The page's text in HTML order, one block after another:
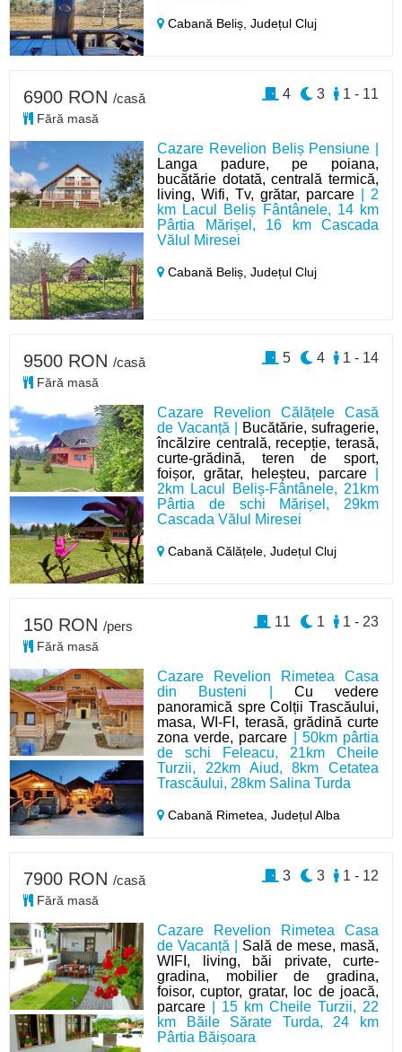
Cabană Beliș,Județul Cluj
Cazare Revelion Beliș Pensiune |
Langa padure, pe poiana,
bucătărie dotată, centrală termică,
living, Wifi, Tv, grătar, parcare | 2
km Lacul Beliș Fântânele, 14 km
Pârtia Mărișel, 16 km Cascada
Vălul Miresei
Cabană Beliș,Județul Cluj
6900 RON /casă
Fără masă
1 - 11
3
4
Cazare Revelion Călățele Casă
de Vacanță |
Bucătărie, sufragerie,
încălzire centrală, recepție, terasă,
curte-grădină, teren de sport,
foișor, grătar, heleșteu, parcare|
2km Lacul Beliș-Fântânele, 21km
Pârtia de schi Mărișel, 29km
Cascada Vălul Miresei
Cabană Călățele,Județul Cluj
9500 RON /casă
Fără masă
1 - 14
4
5
Cazare Revelion Rimetea Casa
din Busteni | Cu vedere
panoramică spre Colții Trascăului,
masa, WI-FI, terasă, grădină curte
zona verde, parcare | 50km pârtia
de schi Feleacu, 21km Cheile
Turzii, 22km Aiud, 8km Cetatea
Trascăului, 28km Salina Turda
Cabană Rimetea,Județul Alba
150 RON /pers
Fără masă
1 - 23
1
11
Cazare Revelion Rimetea Casa
de Vacanță | Sală de mese, masă,
WIFI, living, băi private, curte-
gradina, mobilier de gradina,
foisor, cuptor, gratar, loc de joacă,
parcare | 15 km Cheile Turzii, 22
km Băile Sărate Turda, 24 km
Pârtia Băișoara
7900 RON /casă
Fără masă
1 - 12
3
3